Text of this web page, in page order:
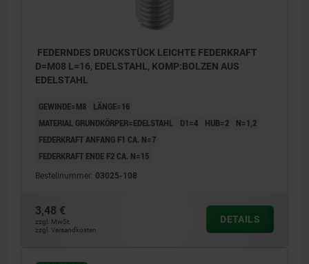
FEDERNDES DRUCKSTÜCK LEICHTE FEDERKRAFT
D=M08 L=16, EDELSTAHL, KOMP:BOLZEN AUS
EDELSTAHL
GEWINDE=M8
LÄNGE=16
MATERIAL GRUNDKÖRPER=EDELSTAHL
D1=4 HUB=2
N=1,2
FEDERKRAFT ANFANG F1 CA. N=7
FEDERKRAFT ENDE F2 CA. N=15
Bestellnummer: 03025-108
3,48 €
zzgl. MwSt.
zzgl. Versandkosten
DETAILS